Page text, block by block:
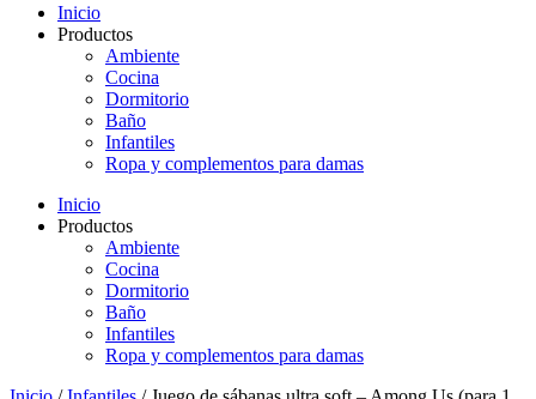
Inicio
Productos
Ambiente
Cocina
Dormitorio
Baño
Infantiles
Ropa y complementos para damas
Inicio
Productos
Ambiente
Cocina
Dormitorio
Baño
Infantiles
Ropa y complementos para damas